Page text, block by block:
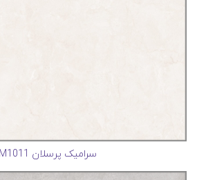
سرامیک پرسلان 12M1011